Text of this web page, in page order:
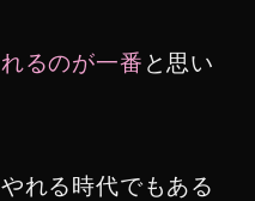
るのが一番 と思い
れる時代でもある